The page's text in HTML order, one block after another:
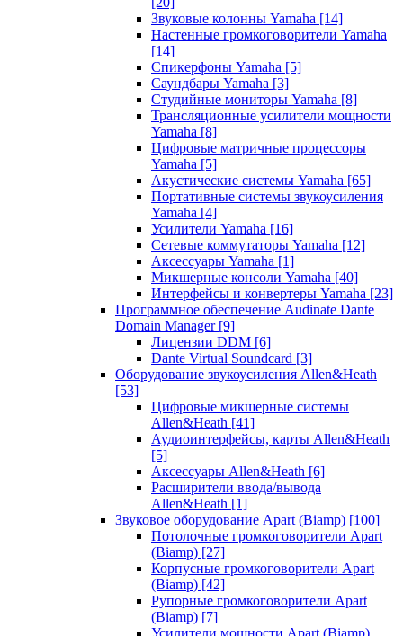
Звуковые колонны Yamaha [14]
Настенные громкоговорители Yamaha
[14]
Спикерфоны Yamaha [5]
Саундбары Yamaha [3]
Студийные мониторы Yamaha [8]
Трансляционные усилители мощности
Yamaha [8]
Цифровые матричные процессоры
Yamaha [5]
Акустические системы Yamaha [65]
Портативные системы звукоусиления
Yamaha [4]
Усилители Yamaha [16]
Сетевые коммутаторы Yamaha [12]
Аксессуары Yamaha [1]
Микшерные консоли Yamaha [40]
Интерфейсы и конвертеры Yamaha [23]
Программное обеспечение Audinate Dante
Domain Manager [9]
Лицензии DDM [6]
Dante Virtual Soundcard [3]
Оборудование звукоусиления Allen&Heath
[53]
Цифровые микшерные системы
Allen&Heath [41]
Аудиоинтерфейсы, карты Allen&Heath
[5]
Аксессуары Allen&Heath [6]
Расширители ввода/вывода
Allen&Heath [1]
Звуковое оборудование Apart (Biamp) [100]
Потолочные громкоговорители Apart
(Biamp) [27]
Корпусные громкоговорители Apart
(Biamp) [42]
Рупорные громкоговорители Apart
(Biamp) [7]
Усилители мощности Apart (Biamp)